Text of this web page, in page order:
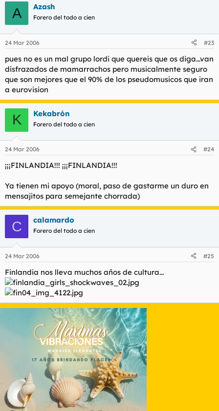
A Azash
Forero del todo a cien
24 Mar 2006 #23
pues no es un mal grupo lordi que quereis que os diga...van
disfrazados de mamarrachos pero musicalmente seguro
que son mejores que el 90% de los pseudomusicos que iran
a eurovision
K Kekabrón
Forero del todo a cien
24 Mar 2006 #24
¡¡¡FINLANDIA!!! ¡¡¡FINLANDIA!!!
Ya tienen mi apoyo (moral, paso de gastarme un duro en
mensajitos para semejante chorrada)
C calamardo
Forero del todo a cien
24 Mar 2006 #25
Finlandia nos lleva muchos años de cultura...